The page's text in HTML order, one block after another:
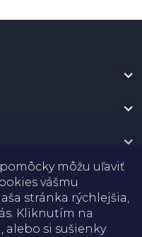
môžu uľaviť
vášmu
stránka rýchlejšia,
Kliknutím na
alebo si sušienky